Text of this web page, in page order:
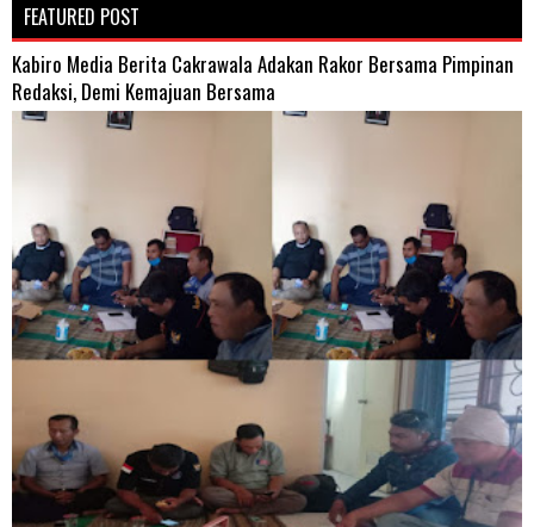
FEATURED POST
Kabiro Media Berita Cakrawala Adakan Rakor Bersama Pimpinan
Redaksi, Demi Kemajuan Bersama